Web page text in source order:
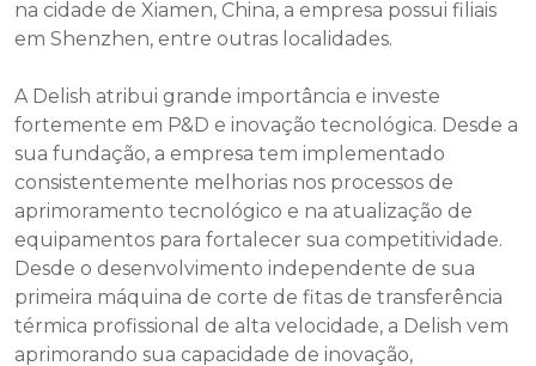
na cidade de Xiamen, China, a empresa possui filiais
em Shenzhen, entre outras localidades.
A Delish atribui grande importância e investe
fortemente em P&D e inovação tecnológica. Desde a
sua fundação, a empresa tem implementado
consistentemente melhorias nos processos de
aprimoramento tecnológico e na atualização de
equipamentos para fortalecer sua competitividade.
Desde o desenvolvimento independente de sua
primeira máquina de corte de fitas de transferência
térmica profissional de alta velocidade, a Delish vem
aprimorando sua capacidade de inovação,